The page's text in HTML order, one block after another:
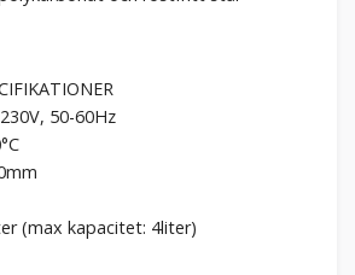
50-60Hz
(max kapacitet: 4liter)